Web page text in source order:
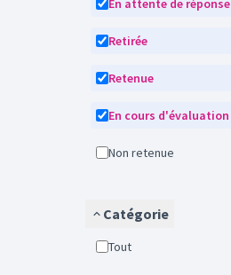
En attente de réponse
Retirée
Retenue
En cours d'évaluation
Non retenue
Catégorie
Tout